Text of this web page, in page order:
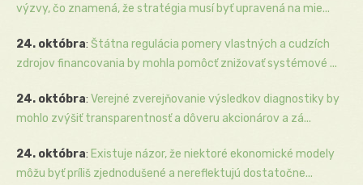
výzvy, čo znamená, že stratégia musí byť upravená na mie...
24. októbra: Štátna regulácia pomery vlastných a cudzích
zdrojov financovania by mohla pomôcť znižovať systémové ...
24. októbra: Verejné zverejňovanie výsledkov diagnostiky by
mohlo zvýšiť transparentnosť a dôveru akcionárov a zá...
24. októbra: Existuje názor, že niektoré ekonomické modely
môžu byť príliš zjednodušené a nereflektujú dostatočne...